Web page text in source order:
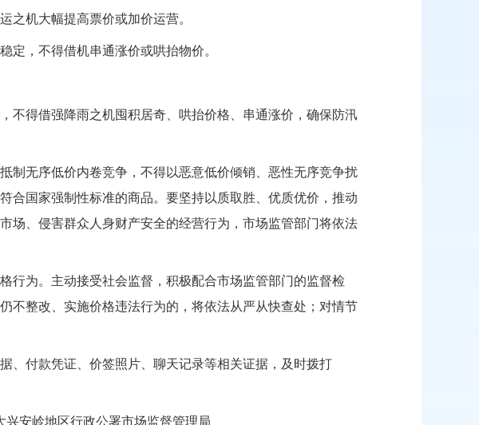
之机大幅提高票价或加价运营。
定，不得借机串通涨价或哄抬物价。
不得借强降雨之机囤积居奇、哄抬价格、串通涨价，确保防汛
制无序低价内卷竞争，不得以恶意低价倾销、恶性无序竞争扰
合国家强制性标准的商品。 要坚持以质取胜、优质优价，推动
场、侵害群众人身财产安全的经营行为，市场监管部门将依法
行为。主动接受社会监督，积极配合市场监管部门的监督检
不整改、实施价格违法行为的，将依法从严从快查处；对情节
、付款凭证、价签照片、聊天记录等相关证据 ， 及时拨打
监督管理局